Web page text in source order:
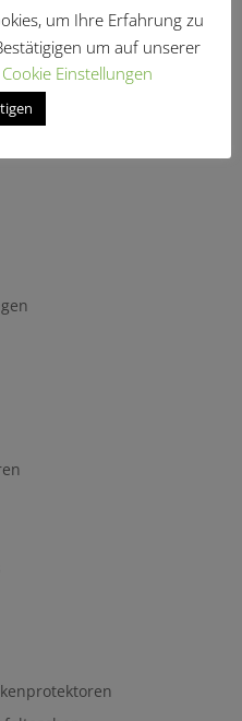
um Ihre Erfahrung zu
um auf unserer
Cookie Einstellungen